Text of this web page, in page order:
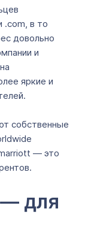
.com, в то
довольно
и
яркие и
собственные
— это
— для